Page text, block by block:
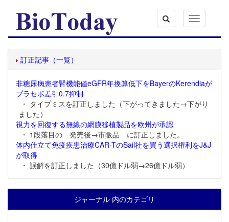
Toggle
navigation
訂正記事（一覧）
非糖尿病患者腎機能値eGFR年換算低下をBayerのKerendiaが
プラセボ差引0.7抑制
・ タイプミスを訂正しました（下がってきました→下がり
ました）
視力を回復する無線の網膜移植製品を欧州が承認
・ 1段落目の 発売後→市販品 に訂正しました。
体内仕立て免疫疾患治療CAR-TのSail社を買う選択権利をJ&J
が取得
・ 誤解を訂正しました（30億ドル弱→26億ドル弱）
ジャーナル 内のカテゴリ